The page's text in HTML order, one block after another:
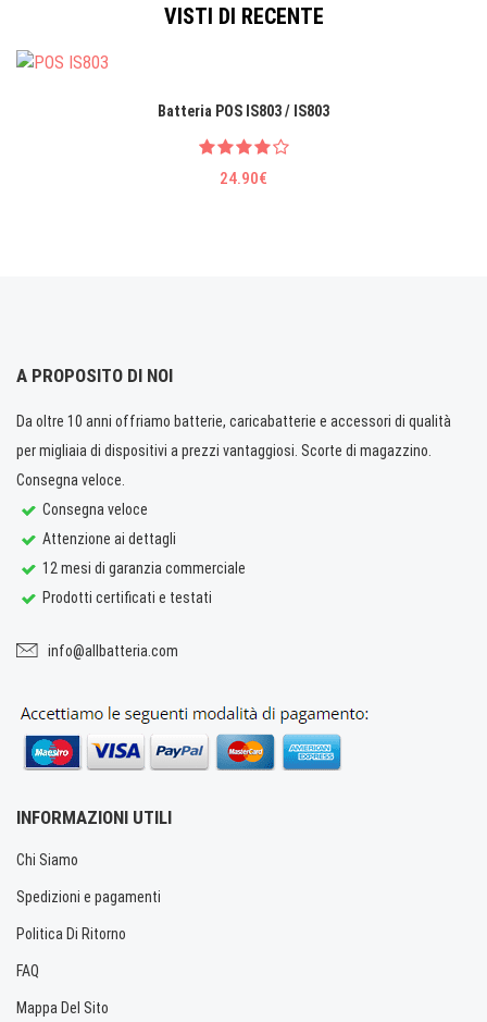
VISTI DI RECENTE
Batteria POS IS803 / IS803
24.90€
A PROPOSITO DI NOI
Da oltre 10 anni offriamo batterie, caricabatterie e accessori di qualità
per migliaia di dispositivi a prezzi vantaggiosi. Scorte di magazzino.
Consegna veloce.
Consegna veloce
Attenzione ai dettagli
12 mesi di garanzia commerciale
Prodotti certificati e testati
info@allbatteria.com
INFORMAZIONI UTILI
Chi Siamo
Spedizioni e pagamenti
Politica Di Ritorno
FAQ
Mappa Del Sito